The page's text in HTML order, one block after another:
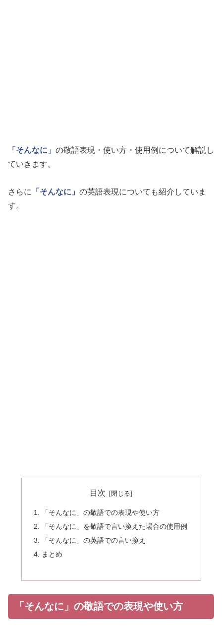
「そんなに」 の敬語表現・使い方・使用例について解説し
ていきます。
さらに 「そんなに」 の英語表現についても紹介していま
す。
目次
「そんなに」の敬語での表現や使い方
「そんなに」を敬語で言い換えた場合の使用例
「そんなに」の英語での言い換え
まとめ
「そんなに」の敬語での表現や使い方